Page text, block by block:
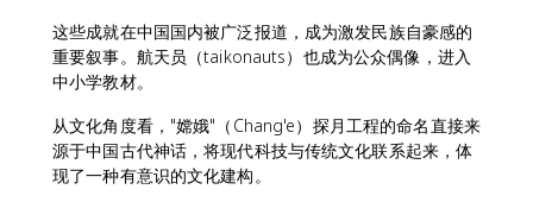
这些成就在中国国内被广泛报道，成为激发民族自豪感的
重要叙事。航天员（taikonauts）也成为公众偶像，进入
中小学教材。
从文化角度看，"嫦娥"（Chang'e）探月工程的命名直接来
源于中国古代神话，将现代科技与传统文化联系起来，体
现了一种有意识的文化建构。